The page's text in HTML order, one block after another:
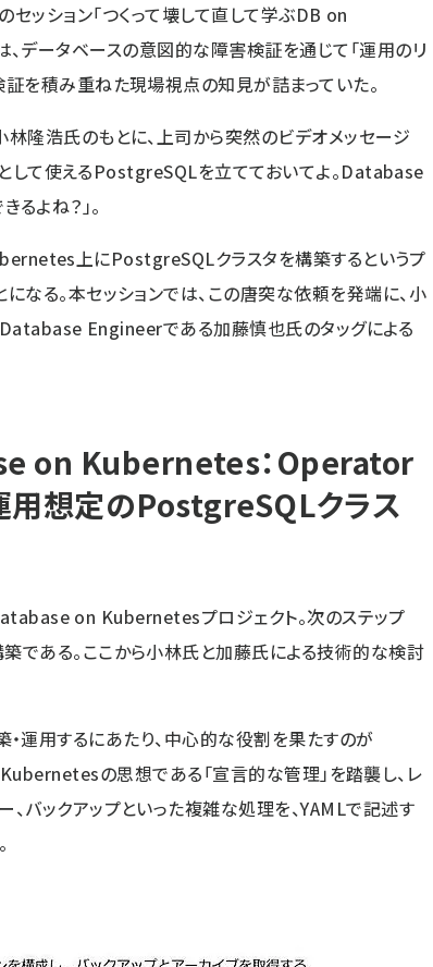
ション「つくって壊して直して学ぶDB on
データベースの意図的な障害検証を通じて「運用のリ
証を積み重ねた現場視点の知見が詰まっていた。
隆浩氏のもとに、上司から突然のビデオメッセージ
して使えるPostgreSQLを立てておいてよ。Database
よね？」。
上にPostgreSQLクラスタを構築するというプ
なる。本セッションでは、この唐突な依頼を発端に、小
Engineerである加藤慎也氏のタッグによる
on Kubernetes：Operator
用想定のPostgreSQLクラス
on Kubernetesプロジェクト。次のステップ
である。ここから小林氏と加藤氏による技術的な検討
用するにあたり、中心的な役割を果たすのが
の思想である「宣言的な管理」を踏襲し、レ
、バックアップといった複雑な処理を、YAMLで記述す